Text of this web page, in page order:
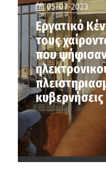
05-07-2023
Εργατικό
τους
που